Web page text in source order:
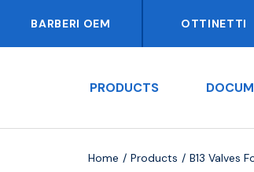
BARBERI OEM OTTINETTI
PRODUCTS
Home Products B13 Valves